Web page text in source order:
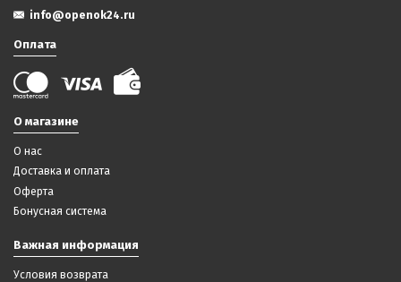
info@openok24.ru
Оплата
О магазине
О нас
Доставка и оплата
Оферта
Бонусная система
Важная информация
Условия возврата